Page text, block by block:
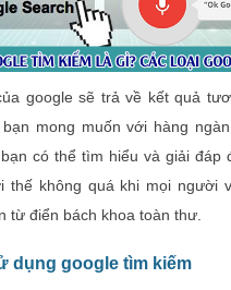
google sẽ trả về kết quả
mong muốn với hàng
có thể tìm hiểu và giải đáp
thế không quá khi mọi người
từ điển bách khoa toàn thư.
dụng google tìm kiếm